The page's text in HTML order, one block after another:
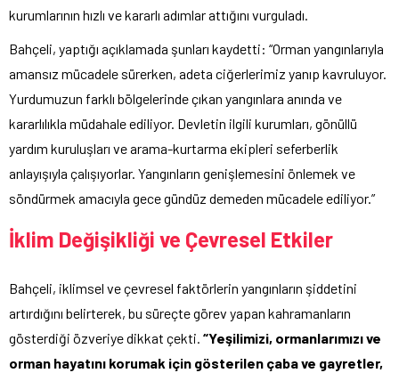
kurumlarının hızlı ve kararlı adımlar attığını vurguladı.
Bahçeli, yaptığı açıklamada şunları kaydetti: “Orman yangınlarıyla
amansız mücadele sürerken, adeta ciğerlerimiz yanıp kavruluyor.
Yurdumuzun farklı bölgelerinde çıkan yangınlara anında ve
kararlılıkla müdahale ediliyor. Devletin ilgili kurumları, gönüllü
yardım kuruluşları ve arama-kurtarma ekipleri seferberlik
anlayışıyla çalışıyorlar. Yangınların genişlemesini önlemek ve
söndürmek amacıyla gece gündüz demeden mücadele ediliyor.”
İklim Değişikliği ve Çevresel Etkiler
Bahçeli, iklimsel ve çevresel faktörlerin yangınların şiddetini
artırdığını belirterek, bu süreçte görev yapan kahramanların
gösterdiği özveriye dikkat çekti. “Yeşilimizi, ormanlarımızı ve
orman hayatını korumak için gösterilen çaba ve gayretler,